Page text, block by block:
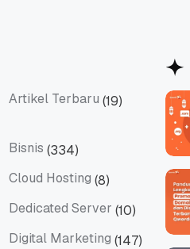
Artikel Terbaru (19)
Bisnis (334)
Cloud Hosting (8)
Dedicated Server (10)
Digital Marketing (147)